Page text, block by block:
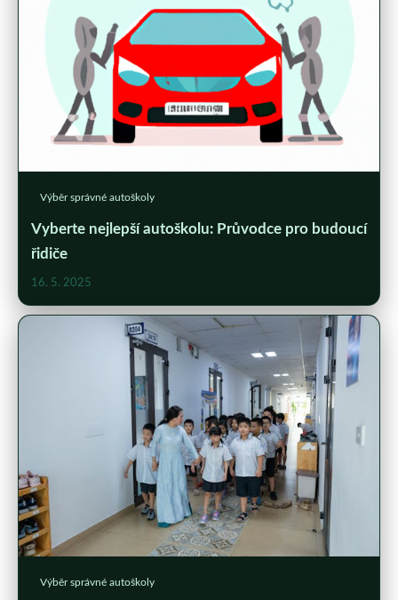
Výběr správné autoškoly
Vyberte nejlepší autoškolu: Průvodce pro budoucí
řidiče
16. 5. 2025
Výběr správné autoškoly